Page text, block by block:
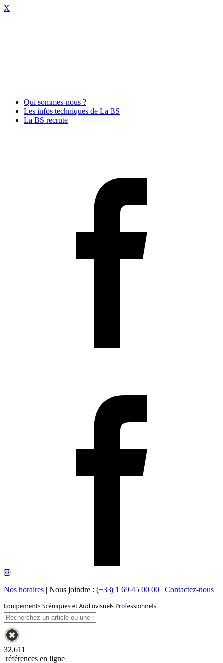
X
Qui sommes-nous ?
Les infos techniques de La BS
La BS recrute
Nos horaires | Nous joindre : (+33) 1 69 45 00 00 | Contactez-nous
32.611
références en ligne